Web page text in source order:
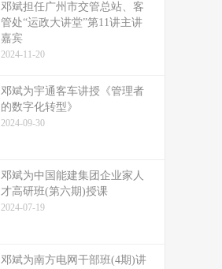
邓斌担任广州市交管总站、客
管处“运政大讲堂”第11讲主讲
嘉宾
2024-11-20
邓斌为宇通客车讲授《管理者
的数字化转型》
2024-09-30
邓斌为中国能建集团企业家人
才高研班(第六期)授课
2024-07-19
邓斌为南方电网干部班(4期)讲